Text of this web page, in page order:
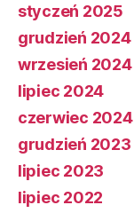
styczeń 2025
grudzień 2024
wrzesień 2024
lipiec 2024
czerwiec 2024
grudzień 2023
lipiec 2023
lipiec 2022